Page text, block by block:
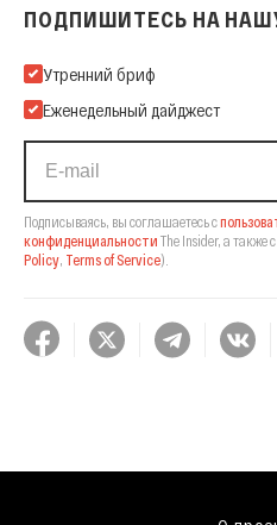
ПОДПИШИТЕСЬ НА
Подпишитесь на нашу Email-
Утренний бриф
Еженедельный дайджест
Подписываясь, вы соглашаетесь с
конфиденциальности The Insider, а также
Policy, Terms of Service).